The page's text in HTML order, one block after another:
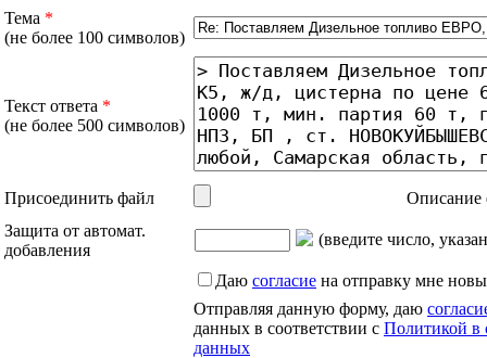
Тема *
(не более 100 символов)
Текст ответа *
(не более 500 символов)
Присоединить файл
Описание
Защита от автомат.
добавления
(введите число,
Даю согласие на отправку мне
Отправляя данную форму, даю
данных в соответствии с Политикой в
данных